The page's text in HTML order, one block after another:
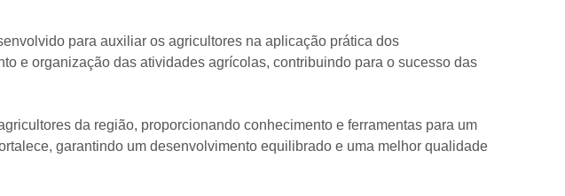
para auxiliar os agricultores na aplicação prática dos
e organização das atividades agrícolas, contribuindo para o sucesso das
da região, proporcionando conhecimento e ferramentas para um
garantindo um desenvolvimento equilibrado e uma melhor qualidade